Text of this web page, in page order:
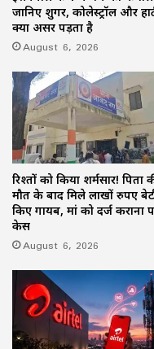
जानिए शुगर, कोलेस्ट्रॉल और
क्या असर पड़ता है
August 6, 2026
रिश्तों को किया शर्मसार! पिता
मौत के बाद मिले लाखों रुपए
किए गायब, मां को दर्ज कराना
केस
August 6, 2026